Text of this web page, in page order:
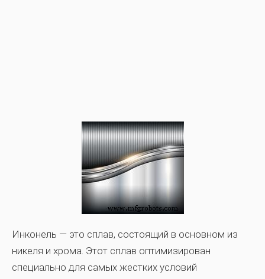
Инконель — это сплав, состоящий в основном из
никеля и хрома. Этот сплав оптимизирован
специально для самых жестких условий